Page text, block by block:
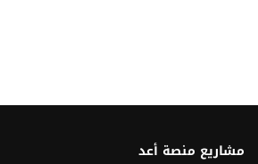
مشاريع منصة أعد